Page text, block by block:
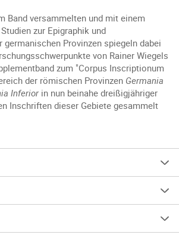
Band versammelten und mit einem
zur Epigraphik und
Provinzen spiegeln dabei
von Rainer Wiegels
zum "Corpus Inscriptionum
der römischen Provinzen Germania
Inferiorin nun beinahe dreißigjähriger
Inschriften dieser Gebiete gesammelt